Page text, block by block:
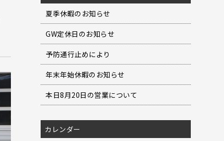
夏季休暇のお知らせ
GW定休日のお知らせ
予防通行止めにより
年末年始休暇のお知らせ
本日8月20日の営業について
カレンダー